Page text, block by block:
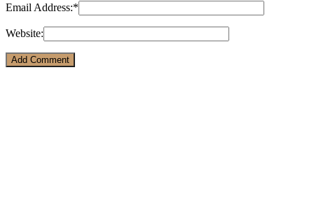
Email Address:*
Website: